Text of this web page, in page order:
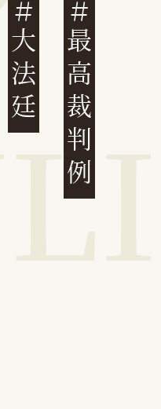
大法廷 最高裁判例